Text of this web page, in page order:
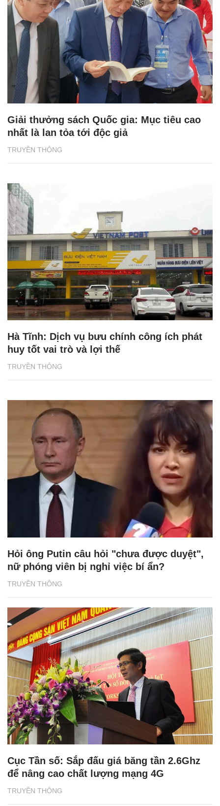
TRUYỀN THÔNG
Giải thưởng sách Quốc gia: Mục tiêu cao
nhất là lan tỏa tới độc giả
TRUYỀN THÔNG
Hà Tĩnh: Dịch vụ bưu chính công ích phát
huy tốt vai trò và lợi thế
TRUYỀN THÔNG
Hỏi ông Putin câu hỏi "chưa được duyệt",
nữ phóng viên bị nghỉ việc bí ẩn?
TRUYỀN THÔNG
Cục Tần số: Sắp đấu giá băng tần 2.6Ghz
để nâng cao chất lượng mạng 4G